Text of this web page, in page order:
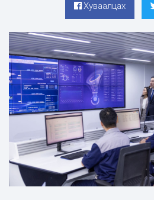
Хуваалцах